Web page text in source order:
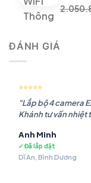
ĐÁNH GIÁ
⭐⭐⭐⭐⭐
"Lắp bộ 4 camera
Khánh tư vấn
Anh Minh
✓ Đã lắp đặt
Dĩ An, Bình Dương